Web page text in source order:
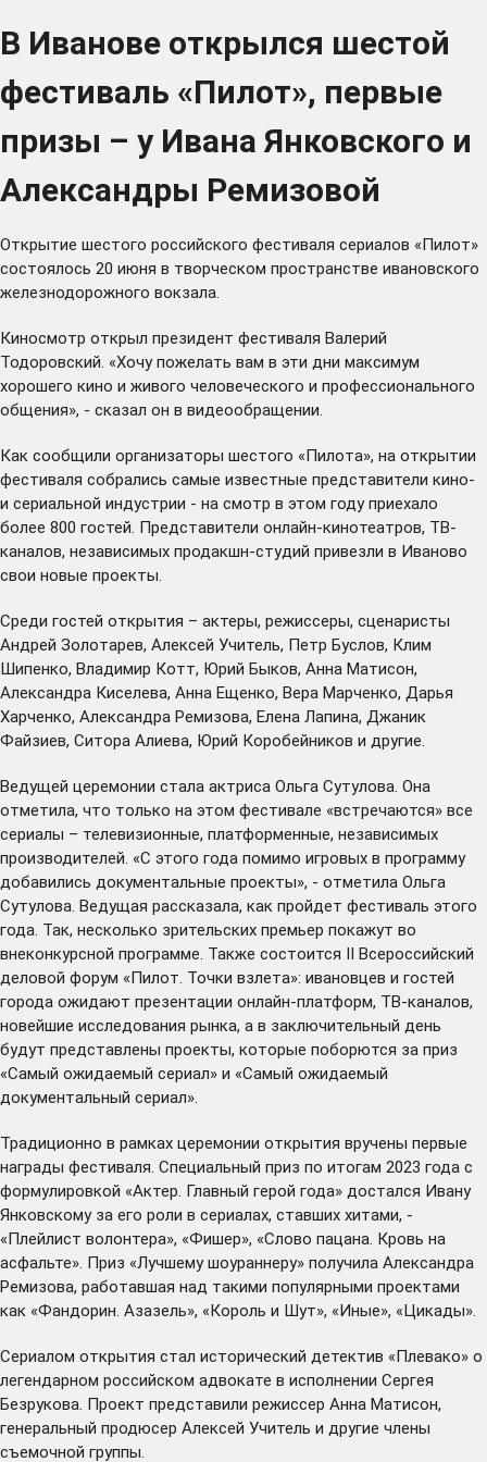
В Иванове открылся шестой
фестиваль «Пилот», первые
призы – у Ивана Янковского и
Александры Ремизовой
Открытие шестого российского фестиваля сериалов «Пилот»
состоялось 20 июня в творческом пространстве ивановского
железнодорожного вокзала.
Киносмотр открыл президент фестиваля Валерий
Тодоровский. «Хочу пожелать вам в эти дни максимум
хорошего кино и живого человеческого и профессионального
общения», - сказал он в видеообращении.
Как сообщили организаторы шестого «Пилота», на открытии
фестиваля собрались самые известные представители кино-
и сериальной индустрии - на смотр в этом году приехало
более 800 гостей. Представители онлайн-кинотеатров, ТВ-
каналов, независимых продакшн-студий привезли в Иваново
свои новые проекты.
Среди гостей открытия – актеры, режиссеры, сценаристы
Андрей Золотарев, Алексей Учитель, Петр Буслов, Клим
Шипенко, Владимир Котт, Юрий Быков, Анна Матисон,
Александра Киселева, Анна Ещенко, Вера Марченко, Дарья
Харченко, Александра Ремизова, Елена Лапина, Джаник
Файзиев, Ситора Алиева, Юрий Коробейников и другие.
Ведущей церемонии стала актриса Ольга Сутулова. Она
отметила, что только на этом фестивале «встречаются» все
сериалы – телевизионные, платформенные, независимых
производителей. «С этого года помимо игровых в программу
добавились документальные проекты», - отметила Ольга
Сутулова. Ведущая рассказала, как пройдет фестиваль этого
года. Так, несколько зрительских премьер покажут во
внеконкурсной программе. Также состоится II Всероссийский
деловой форум «Пилот. Точки взлета»: ивановцев и гостей
города ожидают презентации онлайн-платформ, ТВ-каналов,
новейшие исследования рынка, а в заключительный день
будут представлены проекты, которые поборются за приз
«Самый ожидаемый сериал» и «Самый ожидаемый
документальный сериал».
Традиционно в рамках церемонии открытия вручены первые
награды фестиваля. Специальный приз по итогам 2023 года с
формулировкой «Актер. Главный герой года» достался Ивану
Янковскому за его роли в сериалах, ставших хитами, -
«Плейлист волонтера», «Фишер», «Слово пацана. Кровь на
асфальте». Приз «Лучшему шоураннеру» получила Александра
Ремизова, работавшая над такими популярными проектами
как «Фандорин. Азазель», «Король и Шут», «Иные», «Цикады».
Сериалом открытия стал исторический детектив «Плевако» о
легендарном российском адвокате в исполнении Сергея
Безрукова. Проект представили режиссер Анна Матисон,
генеральный продюсер Алексей Учитель и другие члены
съемочной группы.